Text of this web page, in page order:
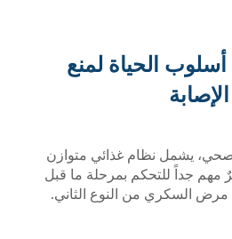
متوازن
ما قبل
الثاني.